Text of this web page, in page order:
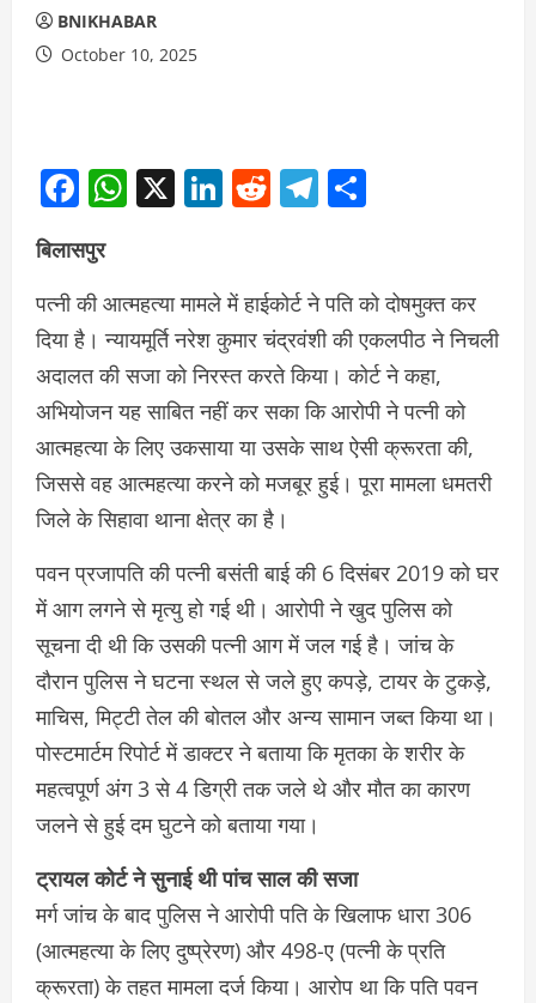
BNIKHABAR
October 10, 2025
Facebook
WhatsApp
X LinkedIn
RedditTelegram
बिलासपुर
पत्नी की आत्महत्या मामले में हाईकोर्ट ने पति को दोषमुक्त कर
दिया है। न्यायमूर्ति नरेश कुमार चंद्रवंशी की एकलपीठ ने निचली
अदालत की सजा को निरस्त करते किया। कोर्ट ने कहा,
अभियोजन यह साबित नहीं कर सका कि आरोपी ने पत्नी को
आत्महत्या के लिए उकसाया या उसके साथ ऐसी क्रूरता की,
जिससे वह आत्महत्या करने को मजबूर हुई। पूरा मामला धमतरी
जिले के सिहावा थाना क्षेत्र का है।
पवन प्रजापति की पत्नी बसंती बाई की 6 दिसंबर 2019 को घर
में आग लगने से मृत्यु हो गई थी। आरोपी ने खुद पुलिस को
सूचना दी थी कि उसकी पत्नी आग में जल गई है। जांच के
दौरान पुलिस ने घटना स्थल से जले हुए कपड़े, टायर के टुकड़े,
माचिस, मिट्टी तेल की बोतल और अन्य सामान जब्त किया था।
पोस्टमार्टम रिपोर्ट में डाक्टर ने बताया कि मृतका के शरीर के
महत्वपूर्ण अंग 3 से 4 डिग्री तक जले थे और मौत का कारण
जलने से हुई दम घुटने को बताया गया।
ट्रायल कोर्ट ने सुनाई थी पांच साल की सजा
मर्ग जांच के बाद पुलिस ने आरोपी पति के खिलाफ धारा 306
(आत्महत्या के लिए दुष्प्रेरण) और 498-ए (पत्नी के प्रति
क्रूरता) के तहत मामला दर्ज किया। आरोप था कि पति पवन